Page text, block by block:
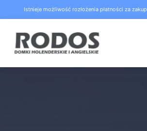
to
content
Istnieje możliwość rozłożenia płatności za zakup